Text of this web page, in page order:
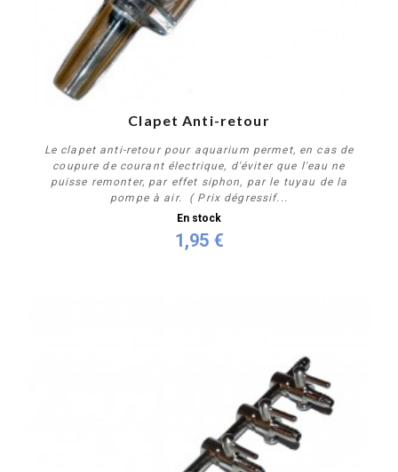
Clapet Anti-retour
Le clapet anti-retour pour aquarium permet, en cas de
coupure de courant électrique, d'éviter que l'eau ne
puisse remonter, par effet siphon, par le tuyau de la
pompe à air. ( Prix dégressif...
En stock
1,95 €